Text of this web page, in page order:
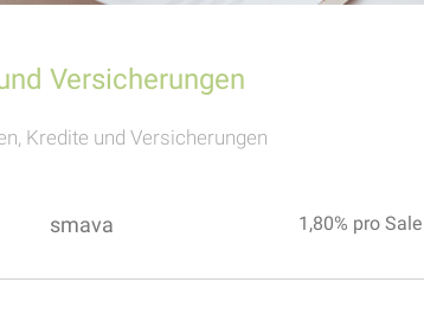
Versicherungen
Kredite und Versicherungen
smava 1,80% pro Sale